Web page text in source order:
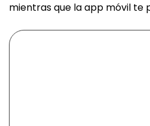
mientras que la app móvil te